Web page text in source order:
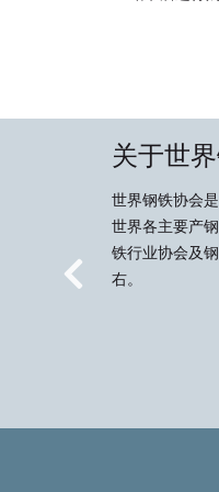
关于世
世界钢铁协会
世界各主要产
铁行业协会及
右。
Previous